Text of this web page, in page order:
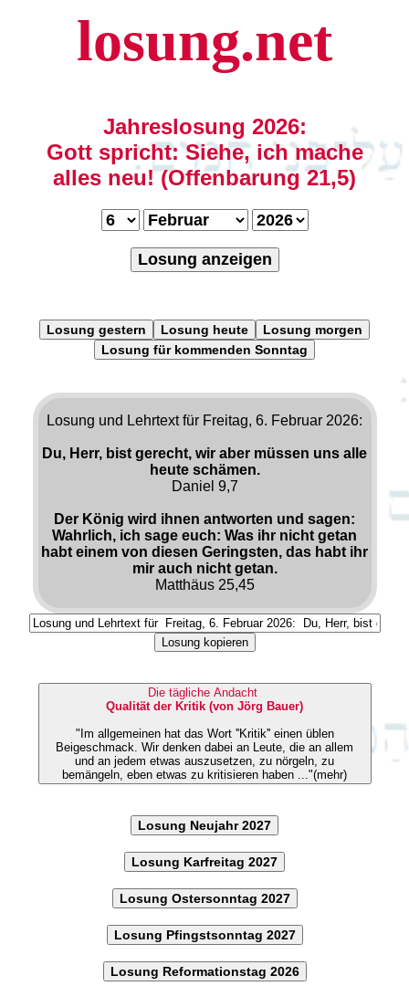
losung.net
Jahreslosung 2026:
Gott spricht: Siehe, ich mache
alles neu! (Offenbarung 21,5)
Losung anzeigen
Losung gestern Losung heute
Losung morgen
Losung für kommenden Sonntag
Losung und Lehrtext für Freitag, 6. Februar 2026:
Du, Herr, bist gerecht, wir aber müssen uns alle
heute schämen.
Daniel 9,7
Der König wird ihnen antworten und sagen:
Wahrlich, ich sage euch: Was ihr nicht getan
habt einem von diesen Geringsten, das habt ihr
mir auch nicht getan.
Matthäus 25,45
Losung kopieren
Die tägliche Andacht
Qualität der Kritik (von Jörg Bauer)
"Im allgemeinen hat das Wort ''Kritik'' einen üblen
Beigeschmack. Wir denken dabei an Leute, die an allem
und an jedem etwas auszusetzen, zu nörgeln, zu
bemängeln, eben etwas zu kritisieren haben ..."(mehr)
Losung Neujahr 2027
Losung Karfreitag 2027
Losung Ostersonntag 2027
Losung Pfingstsonntag 2027
Losung Reformationstag 2026